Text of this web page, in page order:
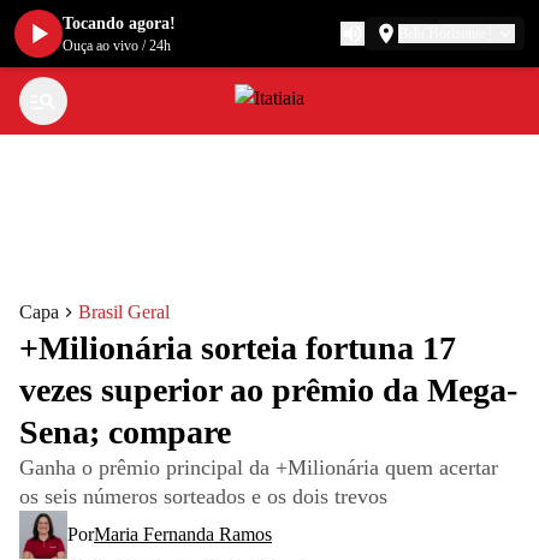
Capa Brasil Geral
+Milionária sorteia fortuna 17
vezes superior ao prêmio da Mega-
Sena; compare
Ganha o prêmio principal da +Milionária quem acertar
os seis números sorteados e os dois trevos
PorMaria Fernanda Ramos
Tocando agora!
Ouça ao vivo /24h